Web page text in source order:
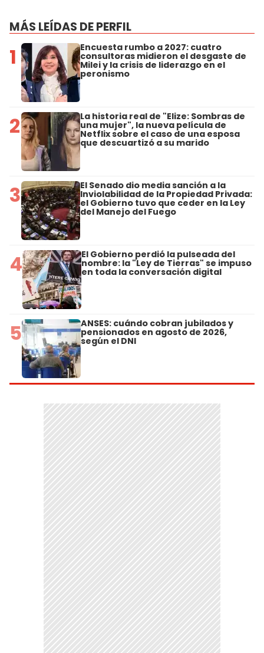
MÁS LEÍDAS DE PERFIL
1 Encuesta rumbo a 2027: cuatro
consultoras midieron el desgaste de
Milei y la crisis de liderazgo en el
peronismo
2 La historia real de "Elize: Sombras de
una mujer", la nueva película de
Netflix sobre el caso de una esposa
que descuartizó a su marido
3 El Senado dio media sanción a la
Inviolabilidad de la Propiedad Privada:
el Gobierno tuvo que ceder en la Ley
del Manejo del Fuego
4 El Gobierno perdió la pulseada del
nombre: la "Ley de Tierras" se impuso
en toda la conversación digital
5 ANSES: cuándo cobran jubilados y
pensionados en agosto de 2026,
según el DNI